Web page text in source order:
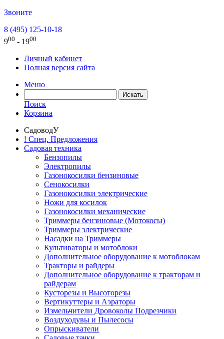
Звоните
8 (495) 125-10-18
900 - 1900
Личный кабинет
Полная версия сайта
Меню
Поиск
Корзина
СадоводУ
! Спец. Предложения
Садовая техника
Бензопилы
Электропилы
Газонокосилки бензиновые
Сенокосилки
Газонокосилки электрические
Ножи для косилок
Газонокосилки механические
Триммеры бензиновые (Мотокосы)
Триммеры электрические
Насадки на Триммеры
Культиваторы и мотоблоки
Дополнительное оборудование к мотоблокам
Тракторы и райдеры
Дополнительное оборудование к тракторам и
райдерам
Кусторезы и Высоторезы
Вертикуттеры и Аэраторы
Измельчители Дровоколы Подрезчики
Воздуходувы и Пылесосы
Опрыскиватели